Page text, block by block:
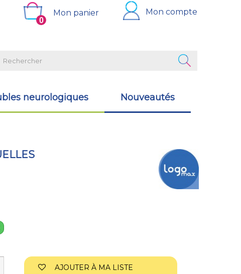
Mon compte
Mon panier
0
neurologiques Nouveautés
AJOUTER À MA LISTE